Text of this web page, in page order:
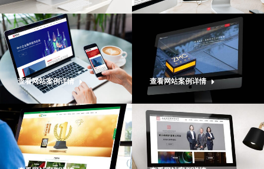
查看网站案例详情 查看网站案例详情